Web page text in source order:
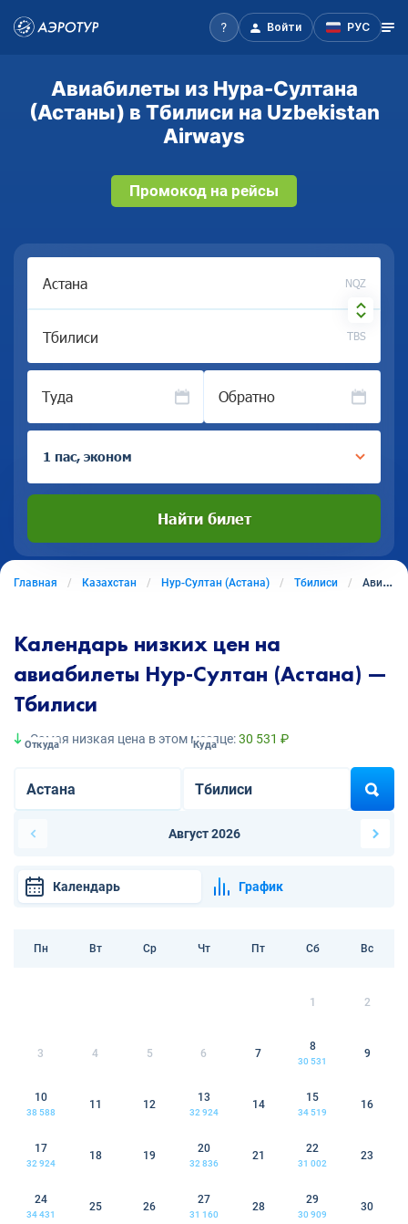
Войти РУС
Авиабилеты из Нура-Султана
(Астаны) в Тбилиси на Uzbekistan
Airways
Промокод на рейсы
NQZ
TBS
Туда Обратно
1 пас, эконом
Найти билет
Главная Казахстан Нур-Султан (Астана) Тбилиси Авиабилеты из Нура-Султана (Астаны) в Тбилиси
Календарь низких цен на
авиабилеты Нур-Султан (Астана) —
Тбилиси
Самая низкая цена в этом месяце:30 531 ₽
Откуда Куда
Август 2026
Календарь График
Пн Вт Ср Чт Пт Сб Вс
1 2
3 4 5 6 7
8
30 531
9
10
38 588
11 12
13
32 924
14
15
34 519
16
17
32 924
18 19
20
32 836
21
22
31 002
23
24
34 431
25 26
27
31 160
28
29
30 909
30